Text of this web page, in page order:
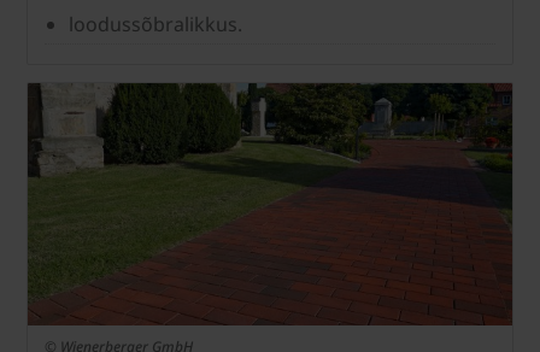
loodussõbralikkus.
© Wienerberger GmbH